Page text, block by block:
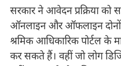
सरकार ने आवेदन प्रक्रिया को
ऑनलाइन और ऑफलाइन दोनों
श्रमिक आधिकारिक पोर्टल
कर सकते हैं। वहीं जो लोग